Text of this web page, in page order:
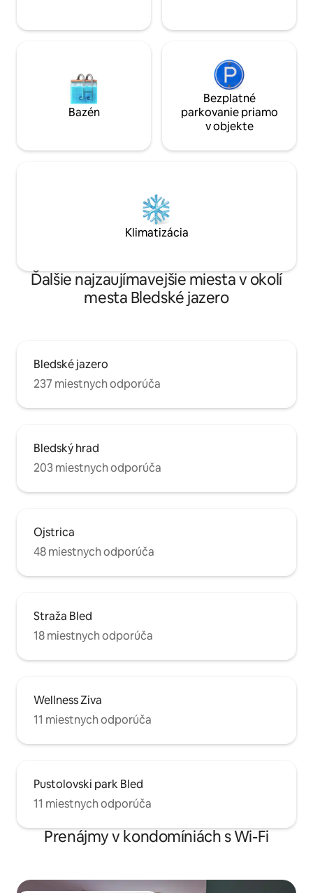
Bazén
Bezplatné
parkovanie priamo
v objekte
Klimatizácia
Ďalšie najzaujímavejšie miesta v okolí
mesta Bledské jazero
Bledské jazero
237 miestnych odporúča
Bledský hrad
203 miestnych odporúča
Ojstrica
48 miestnych odporúča
Straža Bled
18 miestnych odporúča
Wellness Ziva
11 miestnych odporúča
Pustolovski park Bled
11 miestnych odporúča
Prenájmy v kondomíniách s Wi-Fi